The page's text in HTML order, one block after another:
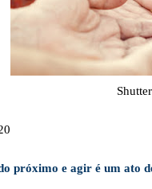
próximo e agir é um ato